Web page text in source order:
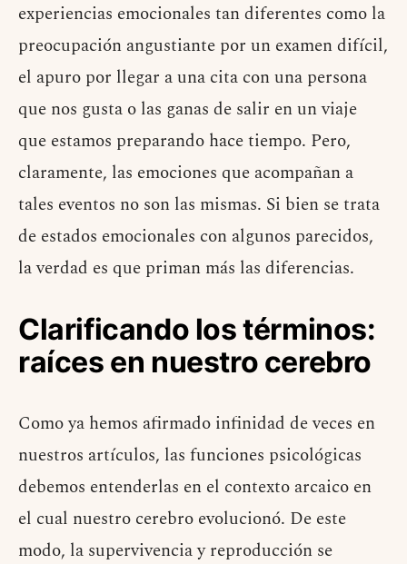
experiencias emocionales tan diferentes como la
preocupación angustiante por un examen difícil,
el apuro por llegar a una cita con una persona
que nos gusta o las ganas de salir en un viaje
que estamos preparando hace tiempo. Pero,
claramente, las emociones que acompañan a
tales eventos no son las mismas. Si bien se trata
de estados emocionales con algunos parecidos,
la verdad es que priman más las diferencias.
Clarificando los términos:
raíces en nuestro cerebro
Como ya hemos afirmado infinidad de veces en
nuestros artículos, las funciones psicológicas
debemos entenderlas en el contexto arcaico en
el cual nuestro cerebro evolucionó. De este
modo, la supervivencia y reproducción se